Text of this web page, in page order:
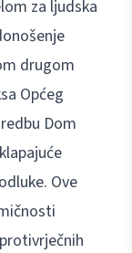
za ljudska
drugom
Općeg
Dom
Ove